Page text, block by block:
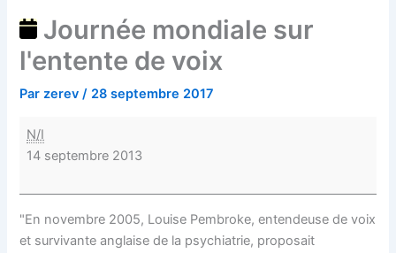
Journée mondiale sur
l'entente de voix
Parzerev/ 28 septembre 2017
N/I
14 septembre 2013
"En novembre 2005, Louise Pembroke, entendeuse de voix
et survivante anglaise de la psychiatrie, proposait